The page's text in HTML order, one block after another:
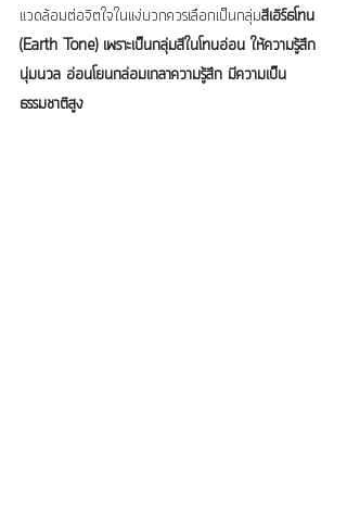
แวดล้อมต่อจิตใจในแง่บวกควรเลือกเป็นกลุ่มสีเอิร์ธโทน
(Earth Tone) เพราะเป็นกลุ่มสีในโทนอ่อน ให้ความรู้สึก
นุ่มนวล อ่อนโยนกล่อมเกลาความรู้สึก มีความเป็น
ธรรมชาติสูง